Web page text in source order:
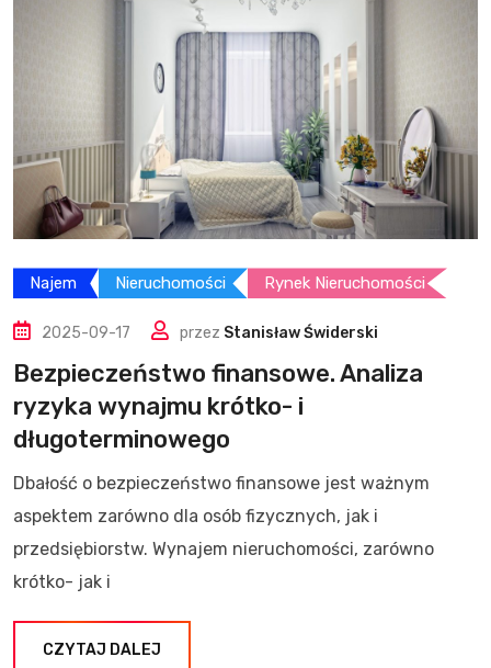
Najem Nieruchomości Rynek Nieruchomości
2025-09-17 przez Stanisław Świderski
Bezpieczeństwo finansowe. Analiza
ryzyka wynajmu krótko- i
długoterminowego
Dbałość o bezpieczeństwo finansowe jest ważnym
aspektem zarówno dla osób fizycznych, jak i
przedsiębiorstw. Wynajem nieruchomości, zarówno
krótko- jak i
CZYTAJ DALEJ